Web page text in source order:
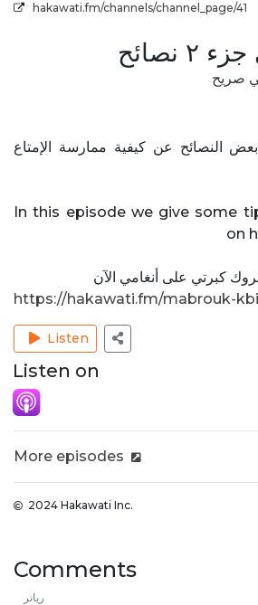
hakawati.fm/channels/channel_page/41
نصائح
النصائح عن كيفية ممارسة الإمتاع
In this episode we give some
on
كبرتي على أنغامي الآن
https://hakawati.fm/mabrouk-
Listen
Listen on
More episodes
2024 Hakawati Inc.
Comments
ريانر